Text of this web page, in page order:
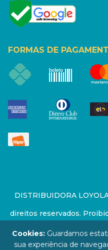
FORMAS DE
DISTRIBUIDORA
direitos reservados.
Preços e estoque sujeito
Cookies: Guardamos
sua experiência de